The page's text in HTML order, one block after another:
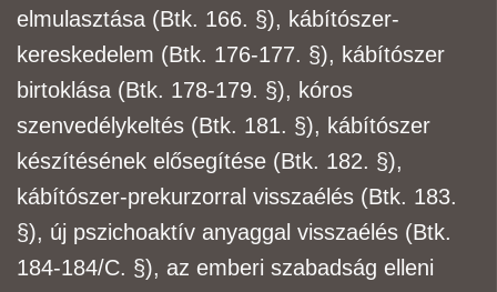
elmulasztása (Btk. 166. §), kábítószer-
kereskedelem (Btk. 176-177. §), kábítószer
birtoklása (Btk. 178-179. §), kóros
szenvedélykeltés (Btk. 181. §), kábítószer
készítésének elősegítése (Btk. 182. §),
kábítószer-prekurzorral visszaélés (Btk. 183.
§), új pszichoaktív anyaggal visszaélés (Btk.
184-184/C. §), az emberi szabadság elleni